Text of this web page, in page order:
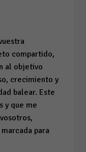
compartido,
al objetivo
crecimiento y
balear. Este
y que me
para